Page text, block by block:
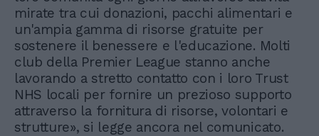
mirate tra cui donazioni, pacchi alimentari e
un'ampia gamma di risorse gratuite per
sostenere il benessere e l'educazione. Molti
club della Premier League stanno anche
lavorando a stretto contatto con i loro Trust
NHS locali per fornire un prezioso supporto
attraverso la fornitura di risorse, volontari e
strutture», si legge ancora nel comunicato.